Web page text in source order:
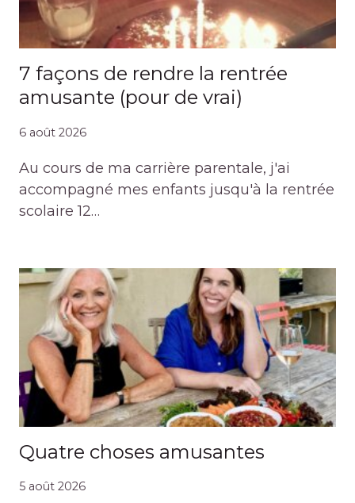
7 façons de rendre la rentrée
amusante (pour de vrai)
6 août 2026
Au cours de ma carrière parentale, j'ai
accompagné mes enfants jusqu'à la rentrée
scolaire 12…
Quatre choses amusantes
5 août 2026